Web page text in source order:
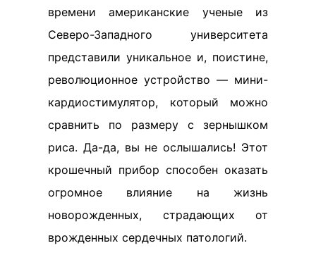
времени американские ученые из
Северо-Западного университета
представили уникальное и, поистине,
революционное устройство — мини-
кардиостимулятор, который можно
сравнить по размеру с зернышком
риса. Да-да, вы не ослышались! Этот
крошечный прибор способен оказать
огромное влияние на жизнь
новорожденных, страдающих от
врожденных сердечных патологий.